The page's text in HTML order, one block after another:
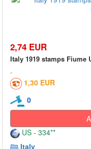
2,74 EUR
Italy 1919 stamps Fiume
1,30 EUR
0
US - 334**
Italy